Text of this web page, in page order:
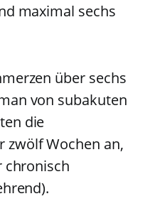
maximal sechs
über sechs
von subakuten
die
zwölf Wochen an,
chronisch